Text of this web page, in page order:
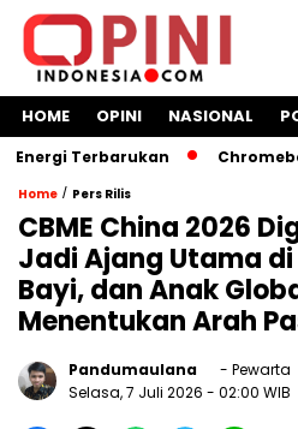
HOME OPINI NASIONAL
Terbarukan Chromebook
Home / Pers Rilis
CBME China 2026
Jadi Ajang Utama
Bayi, dan Anak
Menentukan Arah
Pandumaulana
- Pewarta
Selasa, 7 Juli 2026 - 02:00 WIB